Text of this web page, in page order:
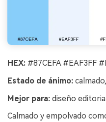
HEX: #87CEFA #EAF3FF
Estado de ánimo:
Mejor para: diseño
Calmado y empolvado